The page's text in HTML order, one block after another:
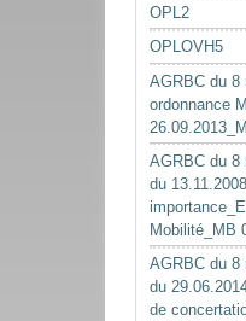
OPL2
OPLOVH5
AGRBC du 8
ordonnance
AGRBC du 8
du
Mobilité_MB
AGRBC du 8
du
de